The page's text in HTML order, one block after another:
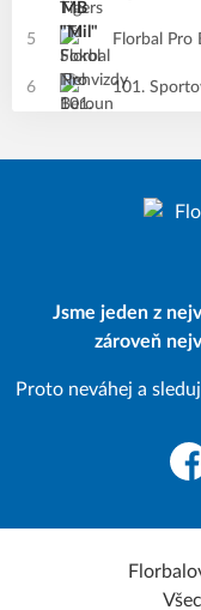
5 Florbal Pro
6 101.
Jsme jeden z
zároveň
Proto neváhej a